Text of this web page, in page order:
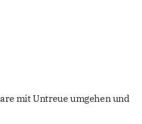
mit Untreue umgehen und